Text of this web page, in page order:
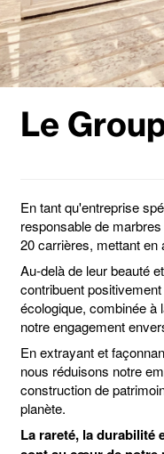
Le
En tant qu'entreprise
responsable de
20 carrières, mettant
Au-delà de leur beauté
contribuent
écologique, combinée à
notre engagement
En extrayant et
nous réduisons notre
construction de
planète.
La rareté, la durabilité